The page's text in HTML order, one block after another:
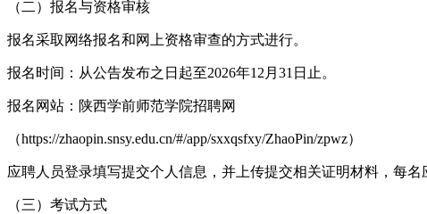
（二）报名与资格审核
报名采取网络报名和网上资格审查的方式进行。
报名时间：从公告发布之日起至2026年12月31日止。
报名网站：陕西学前师范学院招聘网
（https://zhaopin.snsy.edu.cn/#/app/sxxqsfxy/ZhaoPin/zpwz）
应聘人员登录填写提交个人信息，并上传提交相关证明材料，每
（三）考试方式